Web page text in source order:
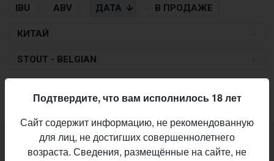
IBU ABV ДАТА В ПРОДАЖЕ
КИТАЙ
STOUT - BELGIAN
Не нашли ваш бар или магазин в каталоге?
Подтвердите, что вам исполнилось 18 лет
Сайт содержит информацию, не рекомендованную
для лиц, не достигших совершеннолетнего
возраста. Сведения, размещённые на сайте, не